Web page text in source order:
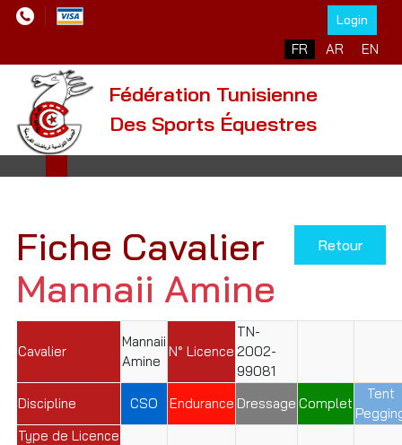
Login
Sélectionnez votre
FR AR EN
Fédération Tunisienne
Des Sports Équestres
Retour
Fiche Cavalier
Mannaii Amine
Cavalier
Mannaii
Amine
N° Licence
TN-
2002-
99081
Discipline
CSO Endurance Dressage Complet
Tent
Type de Licence